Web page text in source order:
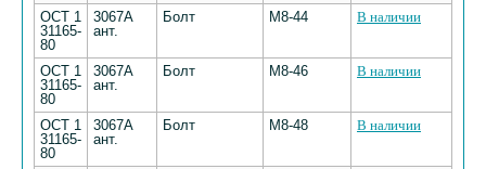
ОСТ 1
31165-
80
3067А
ант.
Болт М8-44 В наличии
ОСТ 1
31165-
80
3067А
ант.
Болт М8-46 В наличии
ОСТ 1
31165-
80
3067А
ант.
Болт М8-48 В наличии